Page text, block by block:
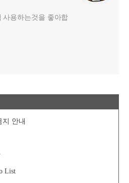
사용하는것을 좋아합
안내
List